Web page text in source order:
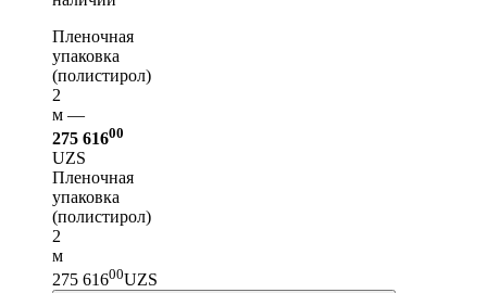
Пленочная
упаковка
(полистирол)
2
м —
275 61600
UZS
Пленочная
упаковка
(полистирол)
2
м
275 61600UZS